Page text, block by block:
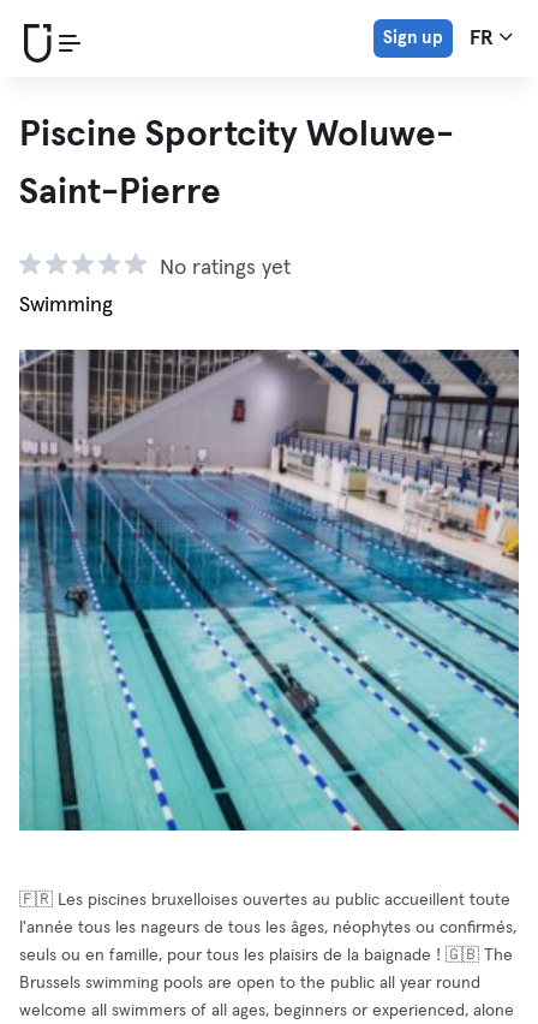
Sign up FR
Piscine Sportcity Woluwe-
Saint-Pierre
No ratings yet
Swimming
🇫🇷 Les piscines bruxelloises ouvertes au public accueillent toute
l'année tous les nageurs de tous les âges, néophytes ou confirmés,
seuls ou en famille, pour tous les plaisirs de la baignade ! 🇬🇧 The
Brussels swimming pools are open to the public all year round
welcome all swimmers of all ages, beginners or experienced, alone